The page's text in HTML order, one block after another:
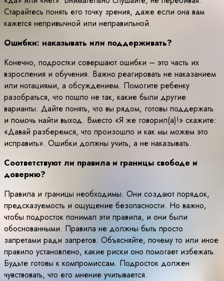
Старайтесь понять его точку зрения, даже если она вам
кажется непривычной или неправильной.
Ошибки: наказывать или поддерживать?
Конечно, подростки совершают ошибки – это часть их
взросления и обучения. Важно реагировать не наказанием
или нотациями, а обсуждением. Помогите ребенку
разобраться, что пошло не так, какие были другие
варианты. Дайте понять, что вы рядом, готовы поддержать
и помочь найти выход. Вместо «Я же говорил(а)!» скажите:
«Давай разберемся, что произошло и как мы можем это
исправить». Ошибки должны учить, а не наказывать.
Соответствуют ли правила и границы свободе и
доверию?
Правила и границы необходимы. Они создают порядок,
предсказуемость и ощущение безопасности. Но важно,
чтобы подросток понимал эти правила, и они были
обоснованными. Правила не должны быть просто
запретами ради запретов. Объясняйте, почему то или иное
правило установлено, какие риски оно помогает избежать.
Будьте готовы к компромиссам. Подросток должен
чувствовать, что его мнение учитывается.